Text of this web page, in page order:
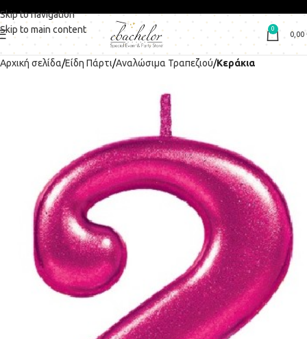
Skip to navigation
Skip to main content
0
0,00
Αρχική σελίδα Είδη Πάρτι Αναλώσιμα Τραπεζιού Κεράκια